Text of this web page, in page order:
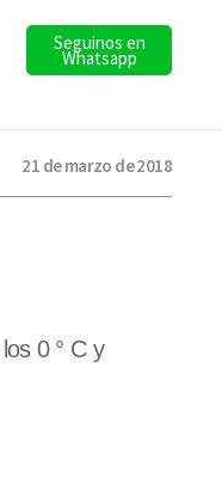
Seguinos en
Whatsapp
21 de marzo de 2018
0 ° C y